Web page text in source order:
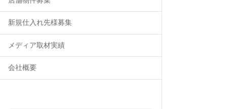
新規仕入れ先様募集
メディア取材実績
会社概要